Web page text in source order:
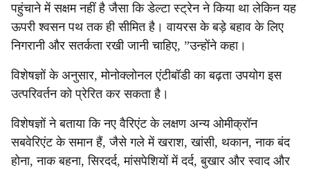
पहुंचाने में सक्षम नहीं है जैसा कि डेल्टा स्ट्रेन ने किया था लेकिन यह
ऊपरी श्वसन पथ तक ही सीमित है। वायरस के बड़े बहाव के लिए
निगरानी और सतर्कता रखी जानी चाहिए, ”उन्होंने कहा।
विशेषज्ञों के अनुसार, मोनोक्लोनल एंटीबॉडी का बढ़ता उपयोग इस
उत्परिवर्तन को प्रेरित कर सकता है।
विशेषज्ञों ने बताया कि नए वैरिएंट के लक्षण अन्य ओमीक्रॉन
सबवेरिएंट के समान हैं, जैसे गले में खराश, खांसी, थकान, नाक बंद
होना, नाक बहना, सिरदर्द, मांसपेशियों में दर्द, बुखार और स्वाद और